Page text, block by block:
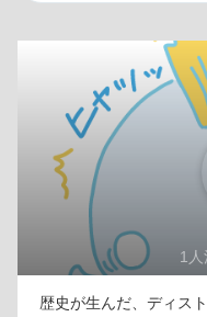
1
歴史が生んだ、ディス